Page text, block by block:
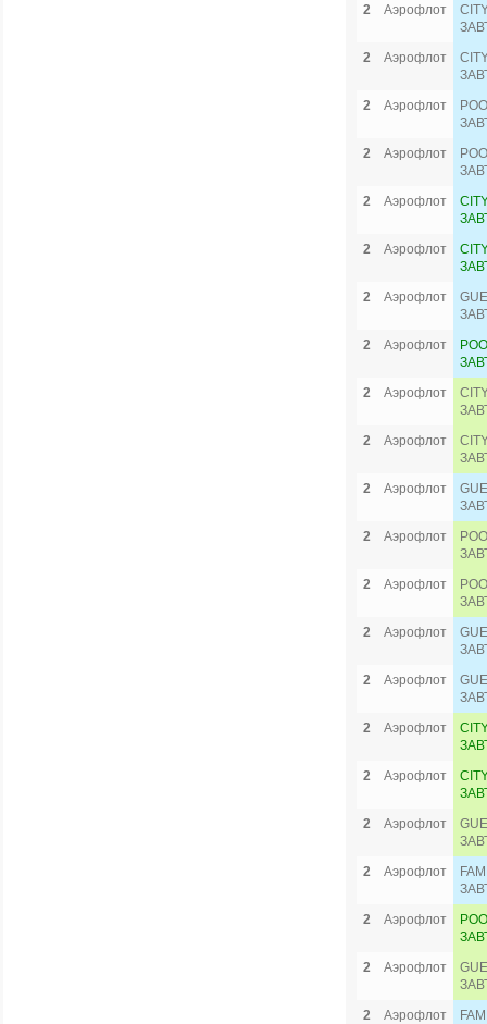
2 Аэрофлот
2
Аэрофлот
2
Аэрофлот
2
Аэрофлот
2
Аэрофлот
2
Аэрофлот
2
Аэрофлот
2
Аэрофлот
2
Аэрофлот
2
Аэрофлот
2
Аэрофлот
2
Аэрофлот
2
Аэрофлот
2
Аэрофлот
2
Аэрофлот
2
Аэрофлот
2
Аэрофлот
2
Аэрофлот
2
Аэрофлот
2
Аэрофлот
2
Аэрофлот
2
Аэрофлот